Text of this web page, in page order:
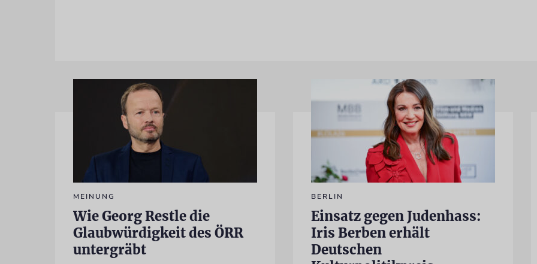
MEINUNG
Wie Georg Restle die
Glaubwürdigkeit des ÖRR
untergräbt
BERLIN
Einsatz gegen Judenhass:
Iris Berben erhält
Deutschen